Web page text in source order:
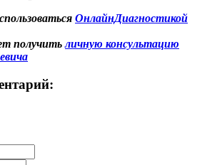
ОнлайнДиагностикой
получитьличную консультацию